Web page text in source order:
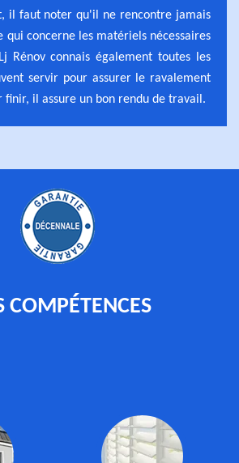
il faut noter qu'il ne rencontre jamais
qui concerne les matériels nécessaires
Rénov connais également toutes les
servir pour assurer le ravalement
finir, il assure un bon rendu de travail.
COMPÉTENCES